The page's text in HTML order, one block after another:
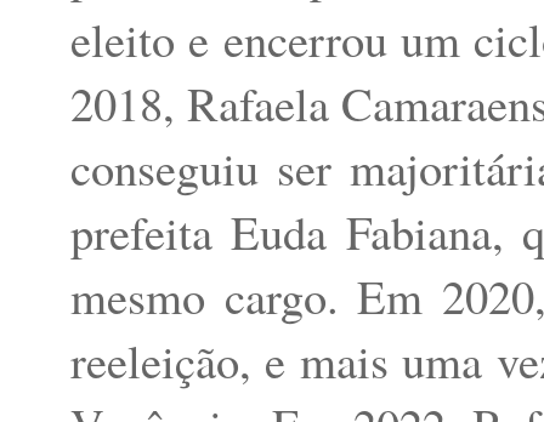
eleito e encerrou um
2018, Rafaela
conseguiu ser
prefeita Euda Fabiana,
mesmo cargo. Em
reeleição, e mais uma